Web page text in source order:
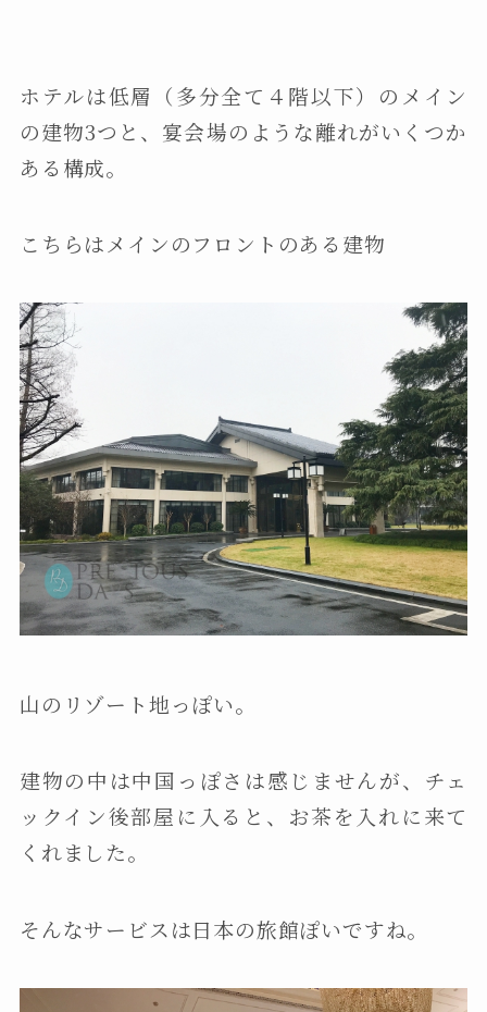
ホテルは低層（多分全て４階以下）のメイン
の建物3つと、宴会場のような離れがいくつか
ある構成。
こちらはメインのフロントのある建物
山のリゾート地っぽい。
建物の中は中国っぽさは感じませんが、チェ
ックイン後部屋に入ると、お茶を入れに来て
くれました。
そんなサービスは日本の旅館ぽいですね。